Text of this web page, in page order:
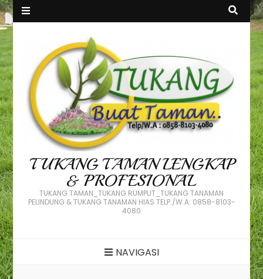
TUKANG TAMAN LENGKAP
& PROFESIONAL
TUKANG TAMAN_TUKANG RUMPUT_TUKANG TANAMAN
PELINDUNG & TUKANG TANAMAN HIAS TELP./W.A: 0858-8103-
4080
NAVIGASI